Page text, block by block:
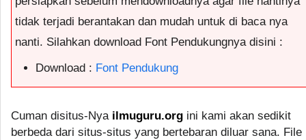
tidak terjadi berantakan dan mudah untuk di baca nya
nanti. Silahkan download Font Pendukungnya disini :
Download : Font Pendukung
Cuman disitus-Nya ilmuguru.org ini kami akan sedikit
berbeda dari situs-situs yang bertebaran diluar sana. File